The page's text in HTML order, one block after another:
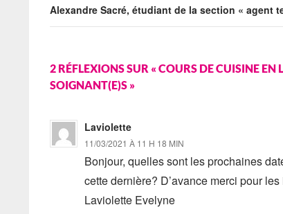
Alexandre Sacré, étudiant de la section « agent
2 RÉFLEXIONS SUR « COURS DE CUISINE
SOIGNANT(E)S »
Laviolette
11/03/2021 À 11 H 18 MIN
Bonjour, quelles sont les prochaines
cette dernière? D’avance merci pour
Laviolette Evelyne